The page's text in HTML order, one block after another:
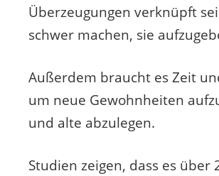
Überzeugungen verknüpft
schwer machen, sie
Außerdem braucht es Zeit
um neue Gewohnheiten
und alte abzulegen.
Studien zeigen, dass es über